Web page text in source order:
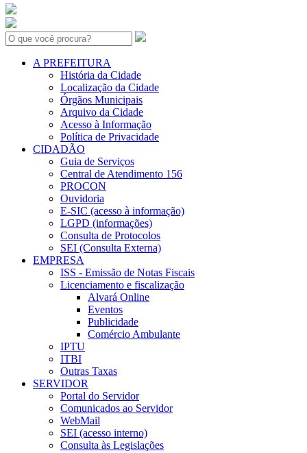
Search:
A PREFEITURA
História da Cidade
Localização da Cidade
Órgãos Municipais
Arquivo da Cidade
Acesso à Informação
Política de Privacidade
CIDADÃO
Guia de Serviços
Central de Atendimento 156
PROCON
Ouvidoria
E-SIC (acesso à informação)
LGPD (informações)
Consulta de Protocolos
SEI (Consulta Externa)
EMPRESA
ISS - Emissão de Notas Fiscais
Licenciamento e fiscalização
Alvará Online
Eventos
Publicidade
Comércio Ambulante
IPTU
ITBI
Outras Taxas
SERVIDOR
Portal do Servidor
Comunicados ao Servidor
WebMail
SEI (acesso interno)
Consulta às Legislações